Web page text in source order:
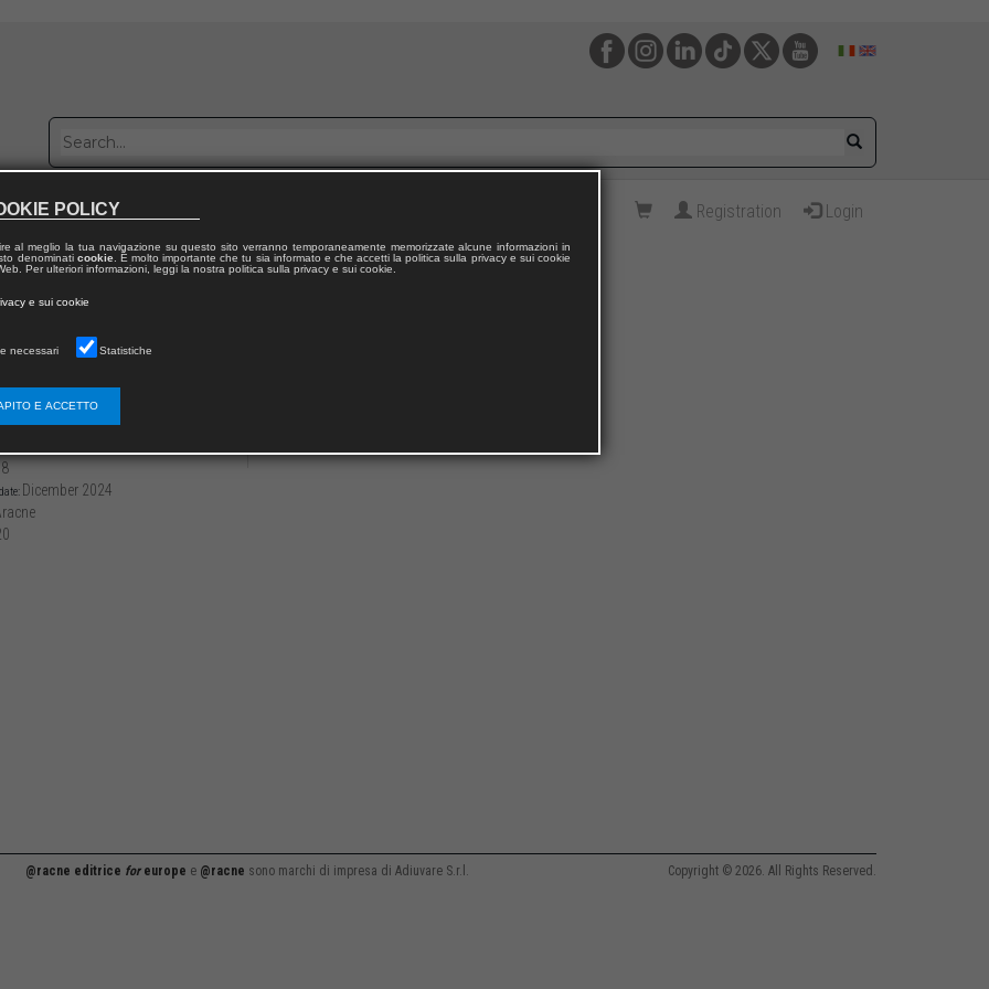
with us Registration Login
emblematico dei Mayi Mayi
Dicember 2024
@racne editrice foreurope e @racne sono marchi di impresa di Adiuvare S.r.l. Copyright © 2026. All Rights Reserved.
POLICY
al meglio la tua navigazione su questo sito verranno temporaneamente memorizzate alcune informazioni in
denominati cookie. È molto importante che tu sia informato e che accetti la politica sulla privacy e sui cookie
Per ulteriori informazioni, leggi la nostra politica sulla privacy e sui cookie.
e sui cookie
necessari Statistiche
E ACCETTO